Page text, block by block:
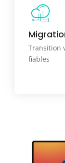
Transition
fiables